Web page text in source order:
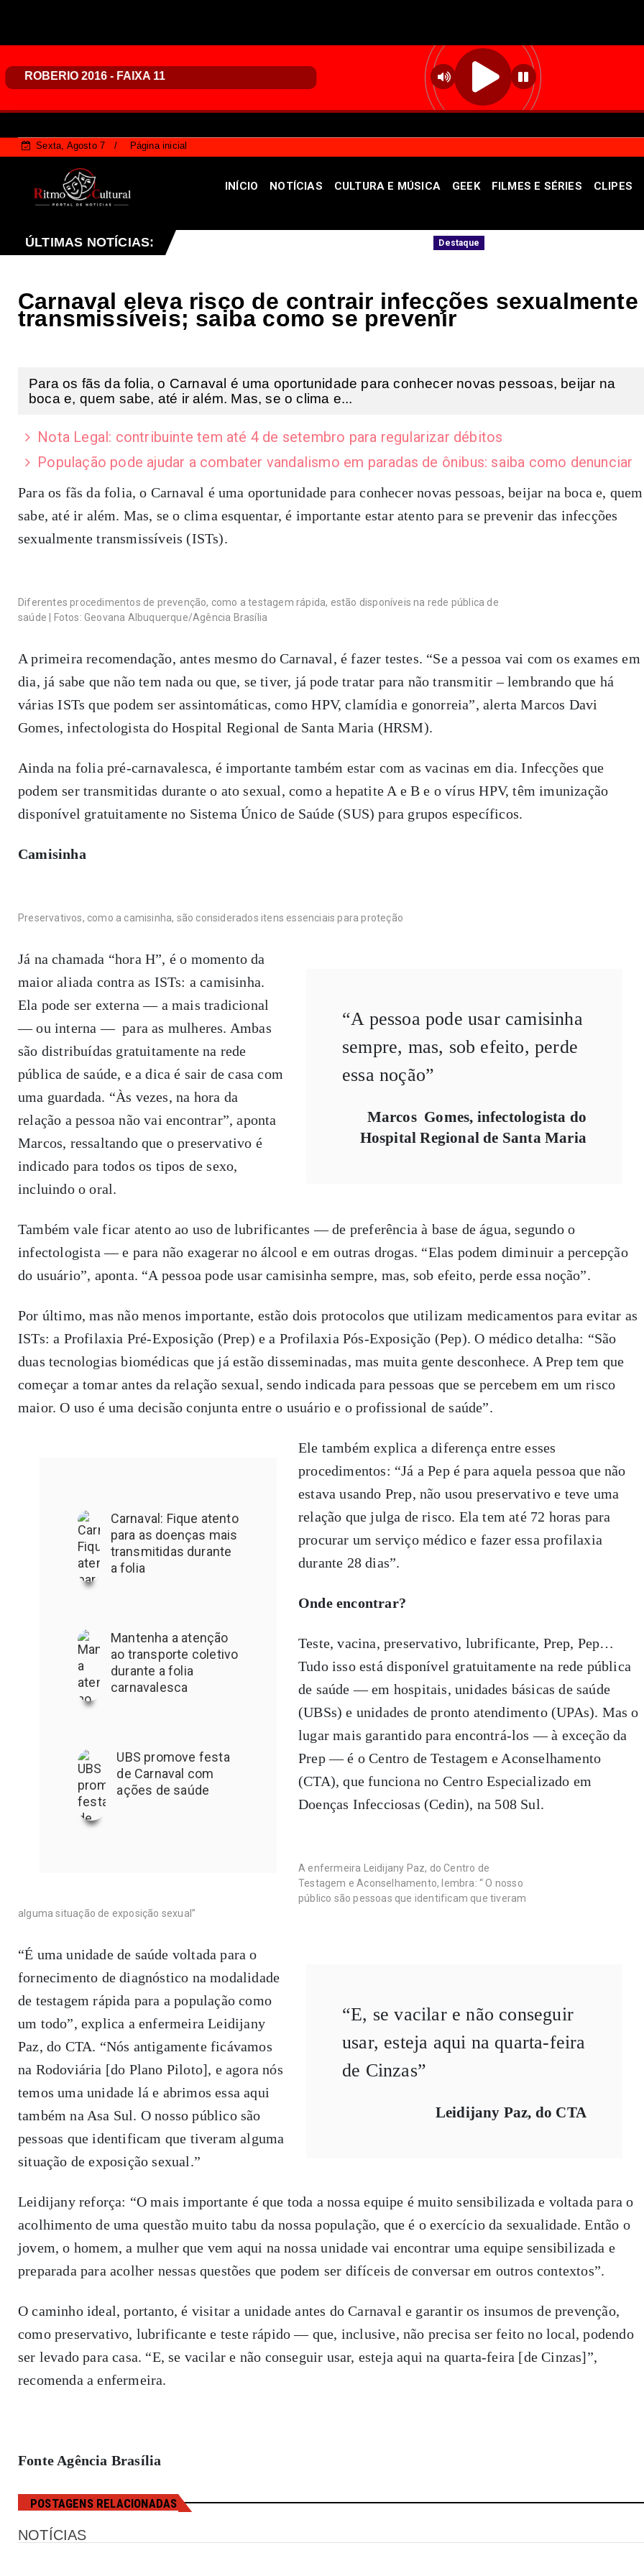
Sexta, Agosto 7 Página inicial
INÍCIO NOTÍCIAS CULTURA E MÚSICA GEEK FILMES E SÉRIES CLIPES
ÚLTIMAS NOTÍCIAS:
sexta-feira (07), no programa Vozes da Comunidade Governadora Celina Leão apresentará o
Carnaval eleva risco de contrair infecções sexualmente
transmissíveis; saiba como se prevenir
Para os fãs da folia, o Carnaval é uma oportunidade para conhecer novas pessoas, beijar na
boca e, quem sabe, até ir além. Mas, se o clima e...
Nota Legal: contribuinte tem até 4 de setembro para regularizar débitos
População pode ajudar a combater vandalismo em paradas de ônibus: saiba como denunciar
Para os fãs da folia, o Carnaval é uma oportunidade para conhecer novas pessoas, beijar na boca e, quem
sabe, até ir além. Mas, se o clima esquentar, é importante estar atento para se prevenir das infecções
sexualmente transmissíveis (ISTs).
Diferentes procedimentos de prevenção, como a testagem rápida, estão disponíveis na rede pública de
saúde | Fotos: Geovana Albuquerque/Agência Brasília
A primeira recomendação, antes mesmo do Carnaval, é fazer testes. “Se a pessoa vai com os exames em
dia, já sabe que não tem nada ou que, se tiver, já pode tratar para não transmitir – lembrando que há
várias ISTs que podem ser assintomáticas, como HPV, clamídia e gonorreia”, alerta Marcos Davi
Gomes, infectologista do Hospital Regional de Santa Maria (HRSM).
Ainda na folia pré-carnavalesca, é importante também estar com as vacinas em dia. Infecções que
podem ser transmitidas durante o ato sexual, como a hepatite A e B e o vírus HPV, têm imunização
disponível gratuitamente no Sistema Único de Saúde (SUS) para grupos específicos.
Camisinha
Preservativos, como a camisinha, são considerados itens essenciais para proteção
“A pessoa pode usar camisinha
sempre, mas, sob efeito, perde
essa noção”
Marcos Gomes, infectologista do
Hospital Regional de Santa Maria
Já na chamada “hora H”, é o momento da
maior aliada contra as ISTs: a camisinha.
Ela pode ser externa — a mais tradicional
— ou interna — para as mulheres. Ambas
são distribuídas gratuitamente na rede
pública de saúde, e a dica é sair de casa com
uma guardada. “Às vezes, na hora da
relação a pessoa não vai encontrar”, aponta
Marcos, ressaltando que o preservativo é
indicado para todos os tipos de sexo,
incluindo o oral.
Também vale ficar atento ao uso de lubrificantes — de preferência à base de água, segundo o
infectologista — e para não exagerar no álcool e em outras drogas. “Elas podem diminuir a percepção
do usuário”, aponta. “A pessoa pode usar camisinha sempre, mas, sob efeito, perde essa noção”.
Por último, mas não menos importante, estão dois protocolos que utilizam medicamentos para evitar as
ISTs: a Profilaxia Pré-Exposição (Prep) e a Profilaxia Pós-Exposição (Pep). O médico detalha: “São
duas tecnologias biomédicas que já estão disseminadas, mas muita gente desconhece. A Prep tem que
começar a tomar antes da relação sexual, sendo indicada para pessoas que se percebem em um risco
maior. O uso é uma decisão conjunta entre o usuário e o profissional de saúde”.
Carnaval: Fique atento
para as doenças mais
transmitidas durante
a folia
Mantenha a atenção
ao transporte coletivo
durante a folia
carnavalesca
UBS promove festa
de Carnaval com
ações de saúde
Ele também explica a diferença entre esses
procedimentos: “Já a Pep é para aquela pessoa que não
estava usando Prep, não usou preservativo e teve uma
relação que julga de risco. Ela tem até 72 horas para
procurar um serviço médico e fazer essa profilaxia
durante 28 dias”.
Onde encontrar?
Teste, vacina, preservativo, lubrificante, Prep, Pep…
Tudo isso está disponível gratuitamente na rede pública
de saúde — em hospitais, unidades básicas de saúde
(UBSs) e unidades de pronto atendimento (UPAs). Mas o
lugar mais garantido para encontrá-los — à exceção da
Prep — é o Centro de Testagem e Aconselhamento
(CTA), que funciona no Centro Especializado em
Doenças Infecciosas (Cedin), na 508 Sul.
A enfermeira Leidijany Paz, do Centro de
Testagem e Aconselhamento, lembra: “ O nosso
público são pessoas que identificam que tiveram
alguma situação de exposição sexual”
“E, se vacilar e não conseguir
usar, esteja aqui na quarta-feira
de Cinzas”
Leidijany Paz, do CTA
“É uma unidade de saúde voltada para o
fornecimento de diagnóstico na modalidade
de testagem rápida para a população como
um todo”, explica a enfermeira Leidijany
Paz, do CTA. “Nós antigamente ficávamos
na Rodoviária [do Plano Piloto], e agora nós
temos uma unidade lá e abrimos essa aqui
também na Asa Sul. O nosso público são
pessoas que identificam que tiveram alguma
situação de exposição sexual.”
Leidijany reforça: “O mais importante é que toda a nossa equipe é muito sensibilizada e voltada para o
acolhimento de uma questão muito tabu da nossa população, que é o exercício da sexualidade. Então o
jovem, o homem, a mulher que vem aqui na nossa unidade vai encontrar uma equipe sensibilizada e
preparada para acolher nessas questões que podem ser difíceis de conversar em outros contextos”.
O caminho ideal, portanto, é visitar a unidade antes do Carnaval e garantir os insumos de prevenção,
como preservativo, lubrificante e teste rápido — que, inclusive, não precisa ser feito no local, podendo
ser levado para casa. “E, se vacilar e não conseguir usar, esteja aqui na quarta-feira [de Cinzas]”,
recomenda a enfermeira.
Fonte Agência Brasília
POSTAGENS RELACIONADAS
NOTÍCIAS